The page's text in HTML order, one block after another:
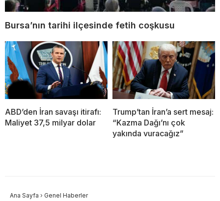
Bursa’nın tarihi ilçesinde fetih coşkusu
ABD’den İran savaşı itirafı:
Maliyet 37,5 milyar dolar
Trump’tan İran’a sert mesaj:
“Kazma Dağı’nı çok
yakında vuracağız”
Ana Sayfa › Genel Haberler